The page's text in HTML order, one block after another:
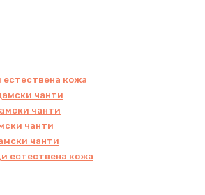
кожа
чанти
чанти
чанти
чанти
естествена кожа